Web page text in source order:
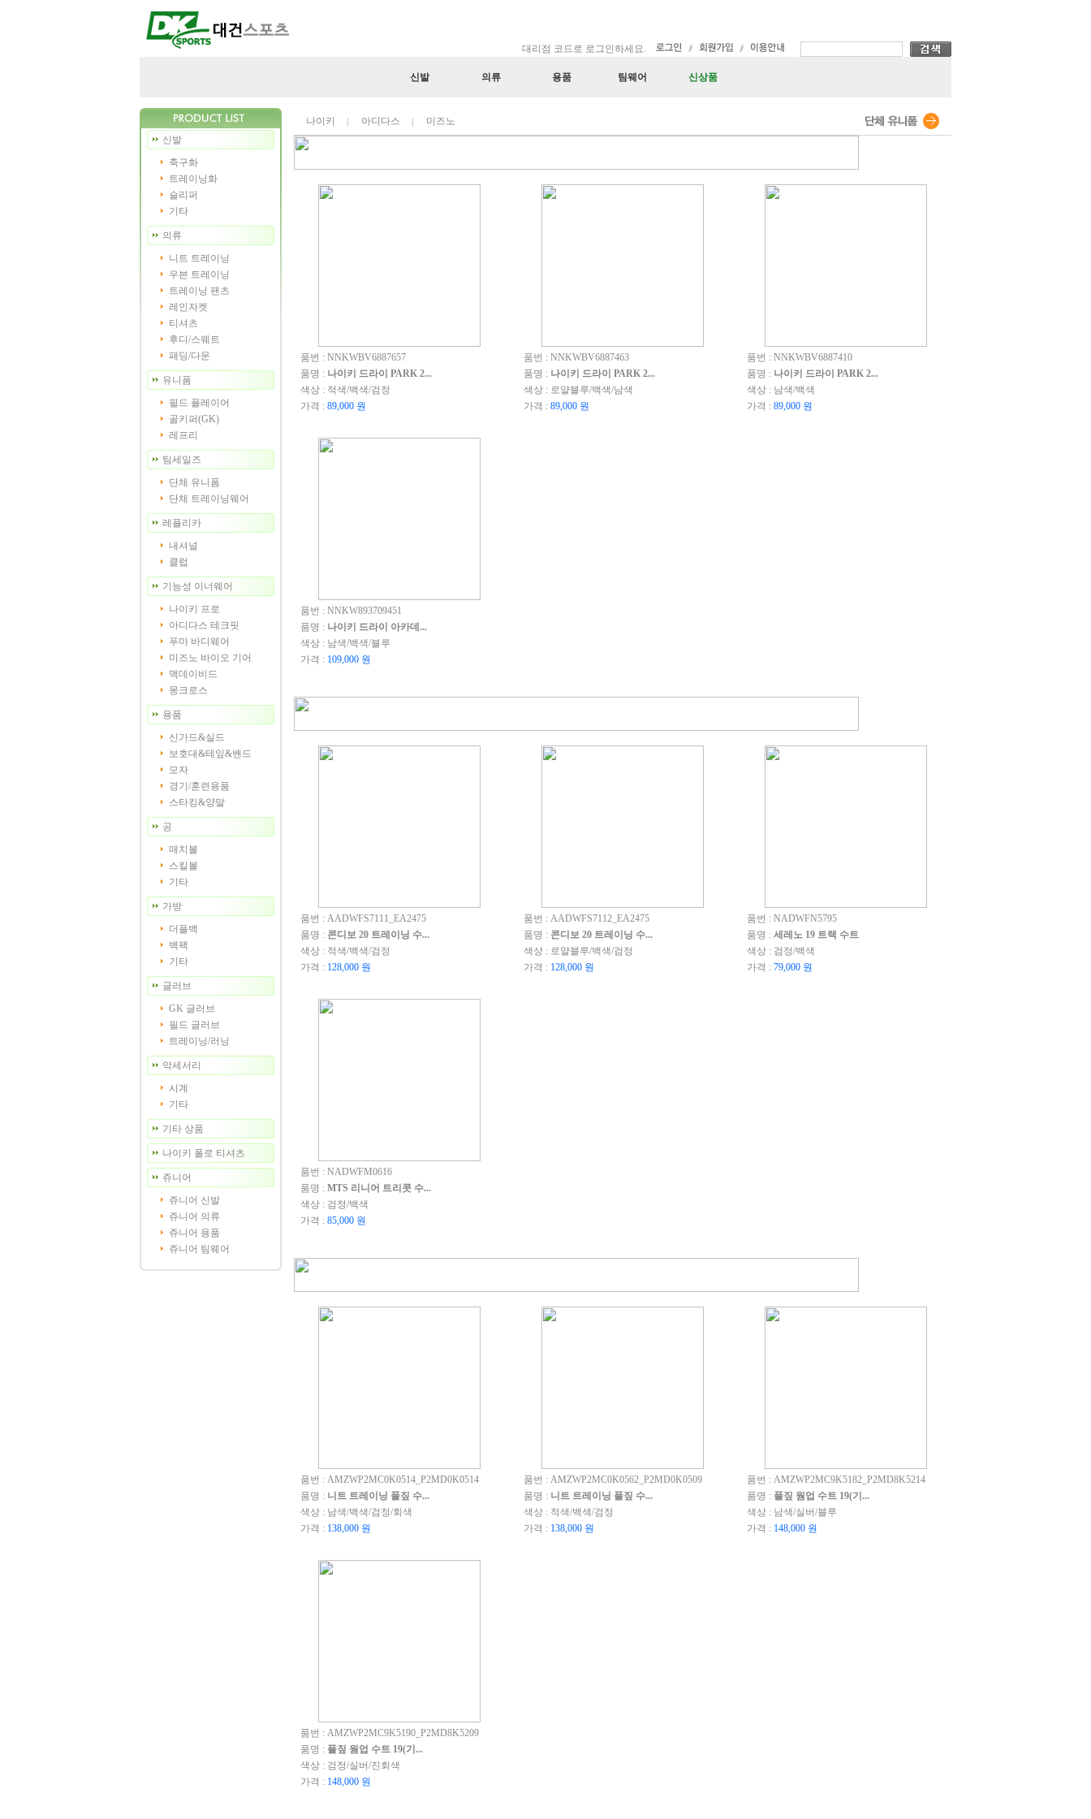
대리점 코드로 로그인하세요.
신발 의류 용품 팀웨어 신상품
신발
축구화
트레이닝화
슬리퍼
기타
의류
니트 트레이닝
우븐 트레이닝
트레이닝 팬츠
레인자켓
티셔츠
후디/스웨트
패딩/다운
유니폼
필드 플레이어
골키퍼(GK)
레프리
팀세일즈
단체 유니폼
단체 트레이닝웨어
레플리카
내셔널
클럽
기능성 이너웨어
나이키 프로
아디다스 테크핏
푸마 바디웨어
미즈노 바이오 기어
맥데이비드
몽크로스
용품
신가드&실드
보호대&테잎&밴드
모자
경기/훈련용품
스타킹&양말
공
매치볼
스킬볼
기타
가방
더플백
백팩
기타
글러브
GK 글러브
필드 글러브
트레이닝/러닝
악세서리
시계
기타
기타 상품
나이키 폴로 티셔츠
쥬니어
쥬니어 신발
쥬니어 의류
쥬니어 용품
쥬니어 팀웨어
나이키 아디다스 미즈노
품번 : NNKWBV6887657
품명 : 나이키 드라이 PARK 2...
색상 : 적색/백색/검정
가격 : 89,000 원
품번 : NNKWBV6887463
품명 : 나이키 드라이 PARK 2...
색상 : 로얄블루/백색/남색
가격 : 89,000 원
품번 : NNKWBV6887410
품명 : 나이키 드라이 PARK 2...
색상 : 남색/백색
가격 : 89,000 원
품번 : NNKW893709451
품명 : 나이키 드라이 아카데...
색상 : 남색/백색/블루
가격 : 109,000 원
품번 : AADWFS7111_EA2475
품명 : 콘디보 20 트레이닝 수...
색상 : 적색/백색/검정
가격 : 128,000 원
품번 : AADWFS7112_EA2475
품명 : 콘디보 20 트레이닝 수...
색상 : 로얄블루/백색/검정
가격 : 128,000 원
품번 : NADWFN5795
품명 : 세레노 19 트랙 수트
색상 : 검정/백색
가격 : 79,000 원
품번 : NADWFM0616
품명 : MTS 리니어 트리콧 수...
색상 : 검정/백색
가격 : 85,000 원
품번 : AMZWP2MC0K0514_P2MD0K0514
품명 : 니트 트레이닝 풀짚 수...
색상 : 남색/백색/검정/회색
가격 : 138,000 원
품번 : AMZWP2MC0K0562_P2MD0K0509
품명 : 니트 트레이닝 풀짚 수...
색상 : 적색/백색/검정
가격 : 138,000 원
품번 : AMZWP2MC9K5182_P2MD8K5214
품명 : 풀짚 웜업 수트 19(기...
색상 : 남색/실버/블루
가격 : 148,000 원
품번 : AMZWP2MC9K5190_P2MD8K5209
품명 : 풀짚 웜업 수트 19(기...
색상 : 검정/실버/진회색
가격 : 148,000 원